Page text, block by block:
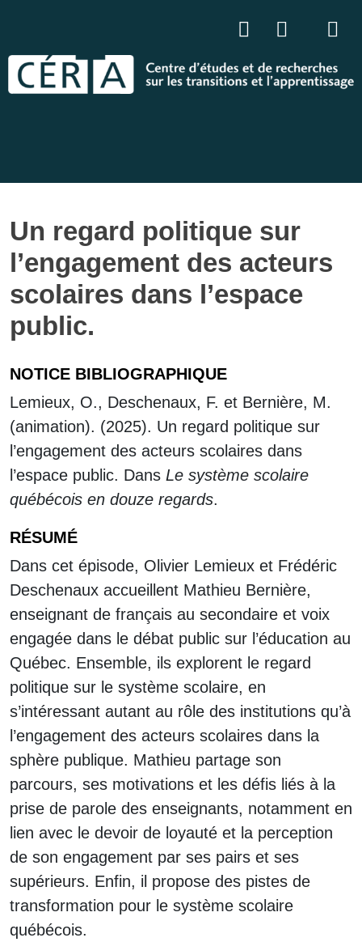
Un regard politique sur
l’engagement des acteurs
scolaires dans l’espace
public.
NOTICE BIBLIOGRAPHIQUE
Lemieux, O., Deschenaux, F. et Bernière, M.
(animation). (2025). Un regard politique sur
l’engagement des acteurs scolaires dans
l’espace public. Dans Le système scolaire
québécois en douze regards.
RÉSUMÉ
Dans cet épisode, Olivier Lemieux et Frédéric
Deschenaux accueillent Mathieu Bernière,
enseignant de français au secondaire et voix
engagée dans le débat public sur l’éducation au
Québec. Ensemble, ils explorent le regard
politique sur le système scolaire, en
s’intéressant autant au rôle des institutions qu’à
l’engagement des acteurs scolaires dans la
sphère publique. Mathieu partage son
parcours, ses motivations et les défis liés à la
prise de parole des enseignants, notamment en
lien avec le devoir de loyauté et la perception
de son engagement par ses pairs et ses
supérieurs. Enfin, il propose des pistes de
transformation pour le système scolaire
québécois.